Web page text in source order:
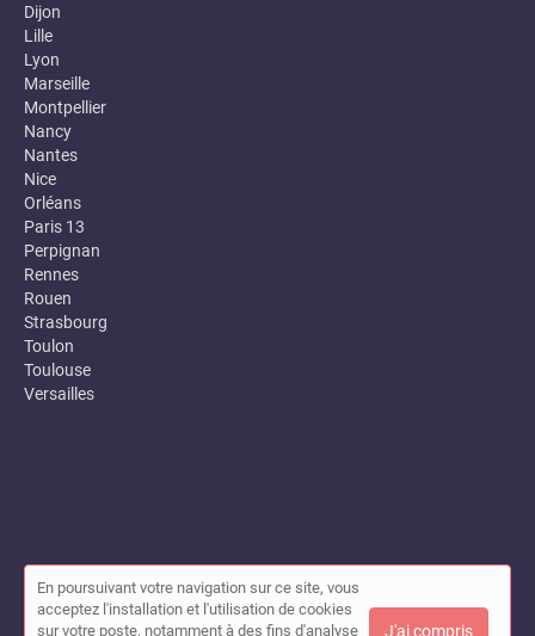
Dijon
Lille
Lyon
Marseille
Montpellier
Nancy
Nantes
Nice
Orléans
Paris 13
Perpignan
Rennes
Rouen
Strasbourg
Toulon
Toulouse
Versailles
© Annuaire des entreprises locales (Garance) 2026 |
Mon compte|Contact
En poursuivant votre navigation sur ce site, vous
acceptez l'installation et l'utilisation de cookies
sur votre poste, notamment à des fins d'analyse
J'ai compris